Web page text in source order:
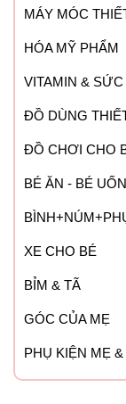
MÁY MÓC
HÓA MỸ PHẨM
VITAMIN & SỨC
ĐỒ DÙNG
ĐỒ CHƠI CHO
BÉ ĂN - BÉ
XE CHO BÉ
BỈM & TÃ
GÓC CỦA MẸ
PHỤ KIỆN MẸ &